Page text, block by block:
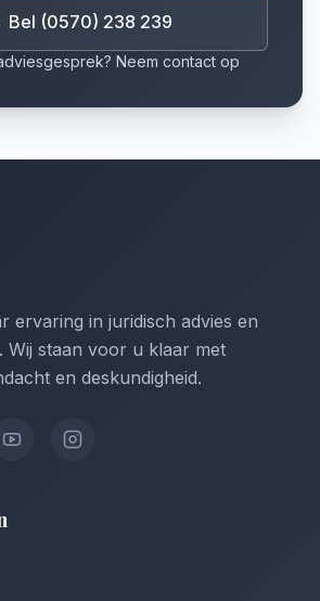
Bel (0570) 238 239
Neem contact op
ervaring in juridisch advies en
Wij staan voor u klaar met
en deskundigheid.